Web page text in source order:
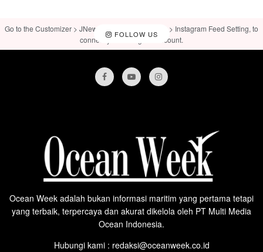
FOLLOW US
Go to the Customizer > JNews : Social, Like & View > Instagram Feed Setting, to
connect your Instagram account.
Ocean Week adalah bukan informasi maritim yang pertama tetapi
yang terbaik, terpercaya dan akurat dikelola oleh PT Multi Media
Ocean Indonesia.
Hubungi kami : redaksi@oceanweek.co.id